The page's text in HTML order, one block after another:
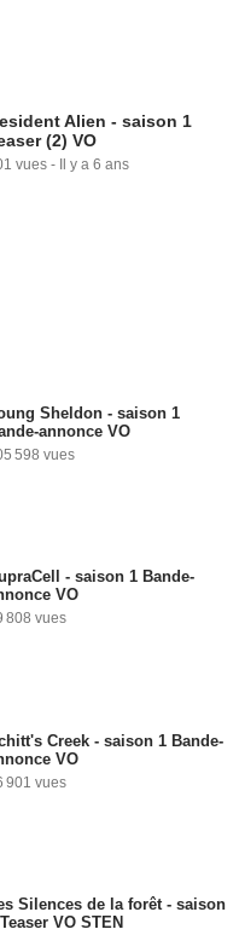
Alien - saison 1
(2) VO
vues - Il y a 6 ans
Sheldon - saison 1
annonce VO
598 vues
- saison 1 Bande-
VO
808 vues
Creek - saison 1 Bande-
VO
901 vues
Silences de la forêt - saison
VO STEN